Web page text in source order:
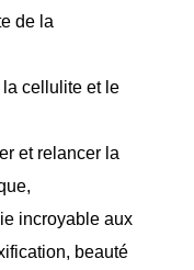
de la
la cellulite et le
et relancer la
incroyable aux
beauté